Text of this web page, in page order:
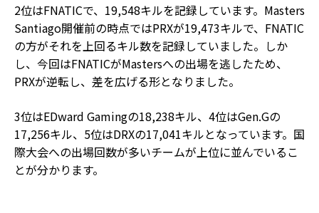
2位はFNATICで、19,548キルを記録しています。Masters
Santiago開催前の時点ではPRXが19,473キルで、FNATIC
の方がそれを上回るキル数を記録していました。しか
し、今回はFNATICがMastersへの出場を逃したため、
PRXが逆転し、差を広げる形となりました。
3位はEDward Gamingの18,238キル、4位はGen.Gの
17,256キル、5位はDRXの17,041キルとなっています。国
際大会への出場回数が多いチームが上位に並んでいるこ
とが分かります。